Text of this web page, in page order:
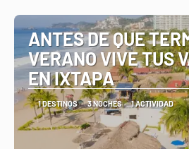
ANTES DE QUE
VERANO VIVE TUS
EN IXTAPA
1 DESTINOS 3 NOCHES 1 ACTIVIDAD